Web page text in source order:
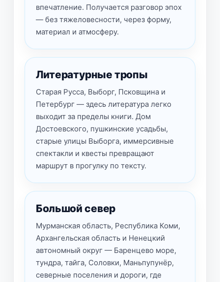
впечатление. Получается разговор эпох
— без тяжеловесности, через форму,
материал и атмосферу.
Литературные тропы
Старая Русса, Выборг, Псковщина и
Петербург — здесь литература легко
выходит за пределы книги. Дом
Достоевского, пушкинские усадьбы,
старые улицы Выборга, иммерсивные
спектакли и квесты превращают
маршрут в прогулку по тексту.
Большой север
Мурманская область, Республика Коми,
Архангельская область и Ненецкий
автономный округ — Баренцево море,
тундра, тайга, Соловки, Маньпупунёр,
северные поселения и дороги, где